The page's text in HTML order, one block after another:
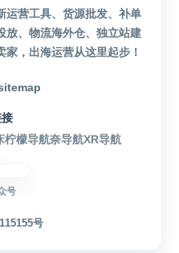
运营工具、货源批发、补单
放、物流海外仓、独立站建
，出海运营从这里起步！
柠檬导航奈导航XR导航
号
号